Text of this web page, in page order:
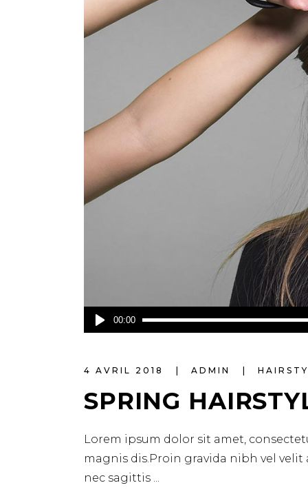
Lecteur
audio
00:00
4 AVRIL 2018 ADMIN
SPRING
Lorem ipsum dolor sit amet,
magnis dis.Proin gravida nibh vel
nec sagittis